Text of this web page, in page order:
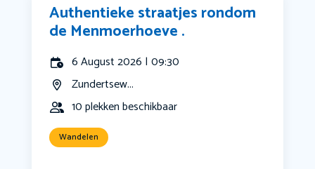
Authentieke straatjes rondom
de Menmoerhoeve .
6 August 2026 | 09:30
Zundertsew...
10 plekken beschikbaar
Wandelen